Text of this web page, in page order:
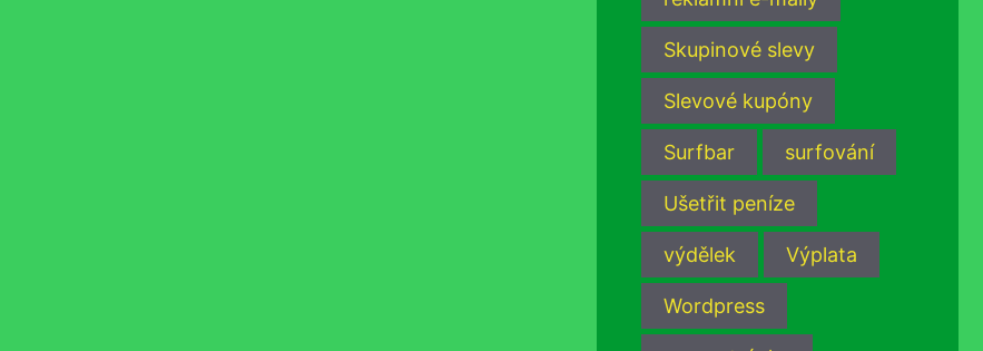
Skupinové slevy
Slevové kupóny
Surfbar surfování
Ušetřit peníze
výdělek Výplata
Wordpress